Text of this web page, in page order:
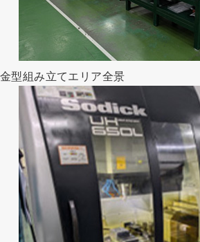
金型組み立てエリア全景